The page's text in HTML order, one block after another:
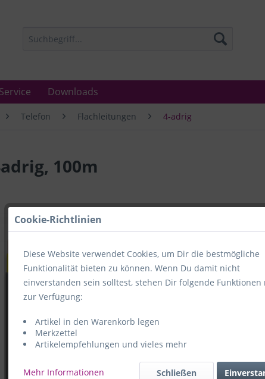
Service Downloads
Telefon Flachleitungen 4-adrig
100m
in
e+p
Cookie-Richtlinien
Diese Website verwendet Cookies, um Dir die bestmögliche
Funktionalität bieten zu können. Wenn Du damit nicht
einverstanden sein solltest, stehen Dir folgende Funktionen
zur Verfügung:
Artikel in den Warenkorb legen
Merkzettel
Artikelempfehlungen und vieles mehr
Mehr Informationen Schließen